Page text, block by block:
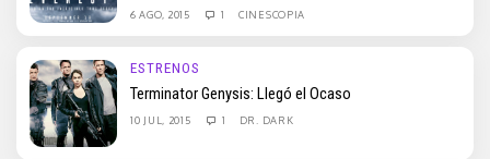
6 AGO, 2015 1 CINESCOPIA
ESTRENOS
Terminator Genysis: Llegó el Ocaso
10 JUL, 2015 1 DR. DARK